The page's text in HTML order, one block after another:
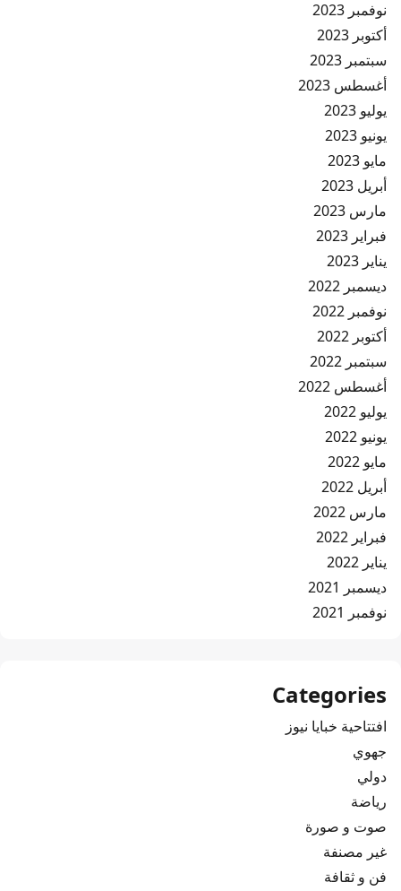
نوفمبر 2023
أكتوبر 2023
سبتمبر 2023
أغسطس 2023
يوليو 2023
يونيو 2023
مايو 2023
أبريل 2023
مارس 2023
فبراير 2023
يناير 2023
ديسمبر 2022
نوفمبر 2022
أكتوبر 2022
سبتمبر 2022
أغسطس 2022
يوليو 2022
يونيو 2022
مايو 2022
أبريل 2022
مارس 2022
فبراير 2022
يناير 2022
ديسمبر 2021
نوفمبر 2021
Categories
افتتاحية خبايا نيوز
جهوي
دولي
رياضة
صوت و صورة
غير مصنفة
فن و ثقافة